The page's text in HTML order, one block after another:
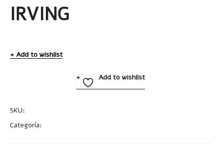
IRVING
Add to wishlist
Add to wishlist
SKU:
Categoría: